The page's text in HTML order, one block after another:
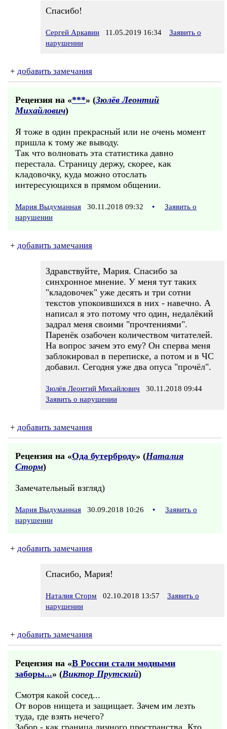
Спасибо!
Сергей Аркавин 11.05.2019 16:34
Заявить о
нарушении
+ добавить замечания
Рецензия на «***» (Зюлёв Леонтий
Михайлович)
Я тоже в один прекрасный или не очень момент
пришла к тому же выводу.
Так что волновать эта статистика давно
перестала. Страницу держу, скорее, как
кладовочку, куда можно отослать
интересующихся в прямом общении.
Мария Выдуманная 30.11.2018 09:32 •
Заявить о
нарушении
+ добавить замечания
Здравствуйте, Мария. Спасибо за
синхронное мнение. У меня тут таких
"кладовочек" уже десять и три сотни
текстов упокоившихся в них - навечно. А
написал я это потому что один, недалёкий
задрал меня своими "прочтениями".
Паренёк озабочен количеством читателей.
На вопрос зачем это ему? Он сперва меня
заблокировал в переписке, а потом и в ЧС
добавил. Сегодня уже два опуса "прочёл".
Зюлёв Леонтий Михайлович 30.11.2018 09:44
Заявить о нарушении
+ добавить замечания
Рецензия на «Ода бутерброду» (Наталия
Сторм)
Замечательный взгляд)
Мария Выдуманная 30.09.2018 10:26 •
Заявить о
нарушении
+ добавить замечания
Спасибо, Мария!
Наталия Сторм 02.10.2018 13:57
Заявить о
нарушении
+ добавить замечания
Рецензия на «В России стали модными
заборы...» (Виктор Прутский)
Смотря какой сосед...
От воров нищета и защищает. Зачем им лезть
туда, где взять нечего?
Забор - как граница личного пространства. Кто